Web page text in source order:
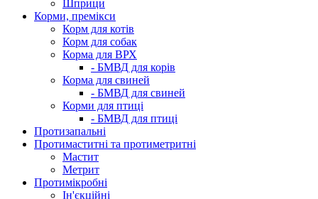
Шприци
Корми, премікси
Корм для котів
Корм для собак
Корма для ВРХ
- БМВД для корів
Корма для свиней
- БМВД для свиней
Корми для птиці
- БМВД для птиці
Протизапальні
Протимаститні та протиметритні
Мастит
Метрит
Протимікробні
Ін'єкційні